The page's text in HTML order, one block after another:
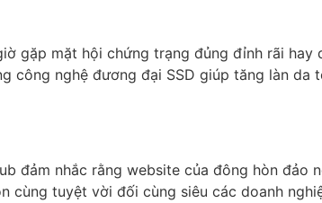
gặp mặt hội chứng trạng đủng đỉnh rãi
công nghệ đương đại SSD giúp tăng làn da
đảm nhắc rằng website của đông hòn đảo
cùng tuyệt vời đối cùng siêu các doanh